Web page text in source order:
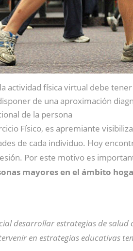
actividad física virtual debe
de una aproximación
de la persona
Físico, es apremiante
de cada individuo. Hoy
Por este motivo es
mayores en el ámbito
desarrollar estrategias de
en estrategias educativas